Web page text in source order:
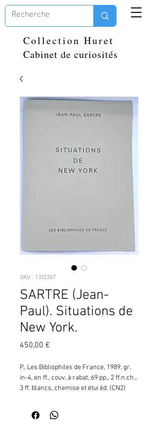
Collection Huret
Cabinet de curiosités
SKU : 1332267
SARTRE (Jean-
Paul). Situations de
New York.
450,00 €
P., Les Bibliophiles de France, 1989, gr.
in-4, en ff., couv. à rabat, 69 pp., 2 ff.n.ch.,
3 ff. blancs, chemise et étui éd. (CN2)
couleurs à pleine page de Gottfried
SALZMANN. Tirage : 180 : exemplaires